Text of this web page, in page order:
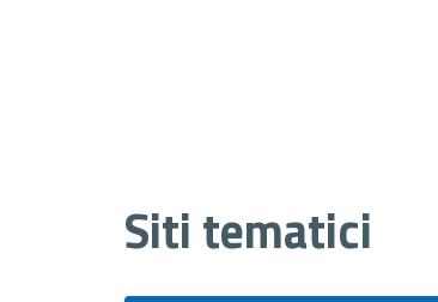
Siti tematici